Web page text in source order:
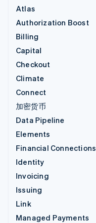
Atlas
Authorization Boost
Billing
Capital
Checkout
Climate
Connect
加密货币
Data Pipeline
Elements
Financial Connections
Identity
Invoicing
Issuing
Link
Managed Payments